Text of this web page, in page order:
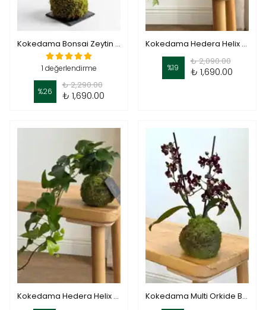
Kokedama Bonsai Zeytin (Kokodema Zeytin)
1 değerlendirme
%26
₺ 2,290.00
₺ 1,690.00
Kokedama Hedera Helix Veriagata ( Cocodema )
%19
₺ 2,090.00
₺ 1,690.00
Kokedama Hedera Helix ( Cocodema )
Kokedama Multi Orkide Bordo ( Kokodema Multi Orkide )